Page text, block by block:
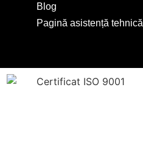
Blog
Pagină asistență tehnică